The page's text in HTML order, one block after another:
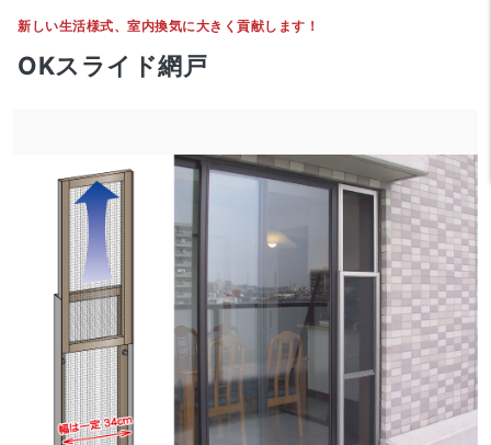
新しい生活様式、室内換気に大きく貢献します！
OKスライド網戸